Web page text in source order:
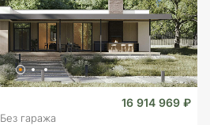
16 914 969 ₽
Без гаража